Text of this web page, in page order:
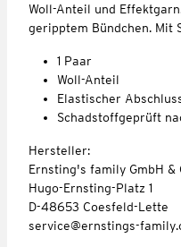
Woll-Anteil und
geripptem Bündchen. Mit
1 Paar
Woll-Anteil
Elastischer
Schadstoffgeprüft
Hersteller:
Ernsting's family GmbH &
Hugo-Ernsting-Platz 1
D-48653 Coesfeld-Lette
service@ernstings-